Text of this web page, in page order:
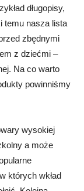
długopisy,
temu nasza lista
zbędnymi
z dziećmi –
Na co warto
powinniśmy
wysokiej
a może
których wkład